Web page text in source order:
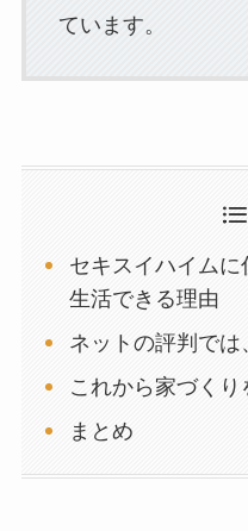
ています。
セキスイハイム
生活できる理由
ネットの評判では
これから家づく
まとめ